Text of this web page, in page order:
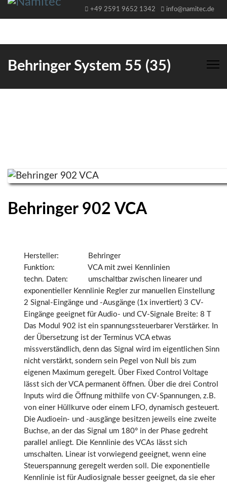
+49 2591 9652 1342 info@namitec.de
Behringer System 55 (35)
Behringer 902 VCA
Hersteller:
Behringer
Funktion:
VCA mit zwei Kennlinien
techn. Daten:
umschaltbar zwischen linearer und
exponentieller Kennlinie Regler zur manuellen Einstellung
2 Signal-Eingänge und -Ausgänge (1x invertiert) 3 CV-
Eingänge geeignet für Audio- und CV-Signale Breite: 8 T
Das Modul 902 ist ein spannungssteuerbarer Verstärker. In
der Übersetzung ist der Terminus VCA etwas
missverständlich, denn das Signal wird im eigentlichen Sinn
nicht verstärkt, sondern sein Pegel von Null bis zum
eigenen Maximum geregelt. Über Fixed Control Voltage
lässt sich der VCA permanent öffnen. Über die drei Control
Inputs wird die Öffnung mithilfe von CV-Spannungen, z.B.
von einer Hüllkurve oder einem LFO, dynamisch gesteuert.
Die Audioein- und -ausgänge besitzen jeweils eine zweite
Buchse, an der das Signal um 180° in der Phase gedreht
parallel anliegt. Die Kennlinie des VCAs lässt sich
umschalten. Linear ist vorwiegend geeignet, wenn eine
Steuerspannung geregelt werden soll. Die exponentielle
Kennlinie ist für Audiosignale besser geeignet, da sie eher